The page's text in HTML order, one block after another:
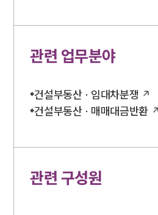
관련 업무분야
건설부동산 · 임대차분쟁
건설부동산 · 매매대금반환
관련 구성원